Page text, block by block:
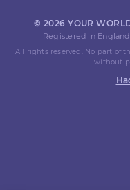
© 2026 YOUR
Registered in England
All rights reserved. No part of
without